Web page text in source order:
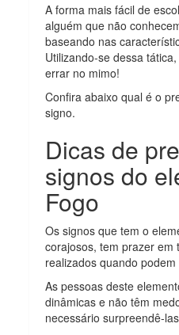
A forma mais fácil de
alguém que não
baseando nas
Utilizando-se dessa
errar no mimo!
Confira abaixo qual é o
signo.
Dicas de
signos do
Fogo
Os signos que tem o
corajosos, tem prazer em
realizados quando
As pessoas deste
dinâmicas e não têm
necessário surpreendê-